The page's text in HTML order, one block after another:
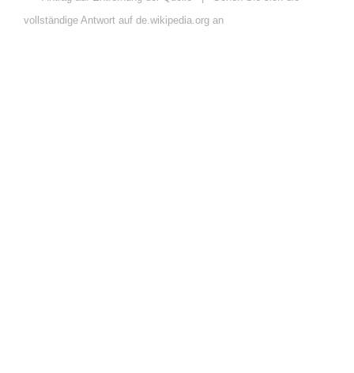
vollständige Antwort auf de.wikipedia.org an